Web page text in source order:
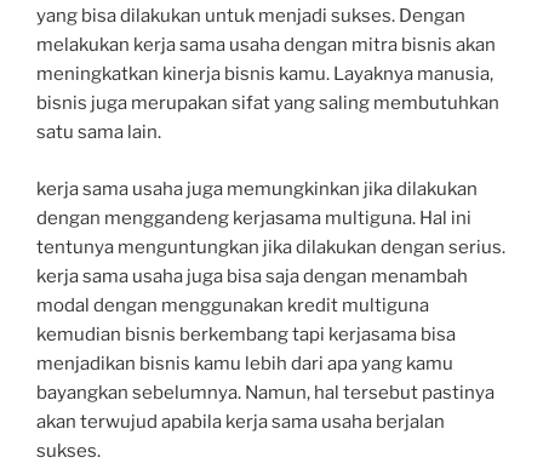
yang bisa dilakukan untuk menjadi sukses. Dengan
melakukan kerja sama usaha dengan mitra bisnis akan
meningkatkan kinerja bisnis kamu. Layaknya manusia,
bisnis juga merupakan sifat yang saling membutuhkan
satu sama lain.
kerja sama usaha juga memungkinkan jika dilakukan
dengan menggandeng kerjasama multiguna. Hal ini
tentunya menguntungkan jika dilakukan dengan serius.
kerja sama usaha juga bisa saja dengan menambah
modal dengan menggunakan kredit multiguna
kemudian bisnis berkembang tapi kerjasama bisa
menjadikan bisnis kamu lebih dari apa yang kamu
bayangkan sebelumnya. Namun, hal tersebut pastinya
akan terwujud apabila kerja sama usaha berjalan
sukses.